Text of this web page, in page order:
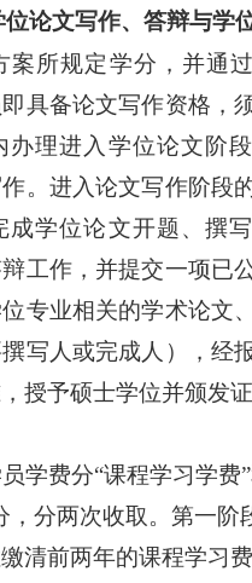
位论文写作、答辩与学
案所规定学分，并通
具备论文写作资格，
办理进入学位论文阶
。进入论文写作阶段
成学位论文开题、撰
工作，并提交一项已
专业相关的学术论文
写人或完成人），经
授予硕士学位并颁发证
学费分“课程学习学费
，分两次收取。第一阶
清前两年的课程学习